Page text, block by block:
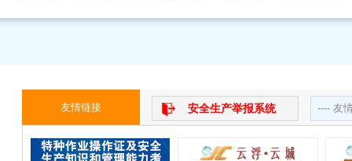
友情链接 安全生产举报系统 ---- 友